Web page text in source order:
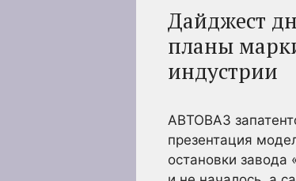
Дайджест
планы
индустрии
АВТОВАЗ
презентация
остановки